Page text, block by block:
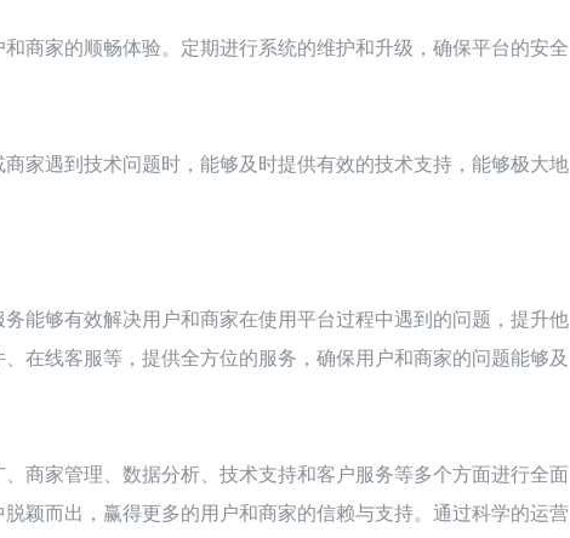
商家的顺畅体验。定期进行系统的维护和升级，确保平台的安全
家遇到技术问题时，能够及时提供有效的技术支持，能够极大地
能够有效解决用户和商家在使用平台过程中遇到的问题，提升他
在线客服等，提供全方位的服务，确保用户和商家的问题能够及
商家管理、数据分析、技术支持和客户服务等多个方面进行全面
颖而出，赢得更多的用户和商家的信赖与支持。通过科学的运营